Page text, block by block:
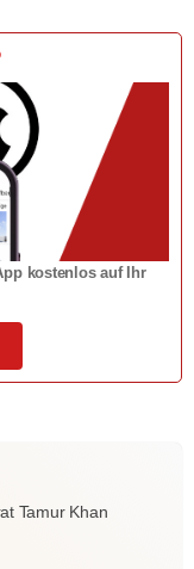
kostenlos auf Ihr
Tamur Khan